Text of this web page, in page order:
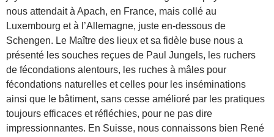
nous attendait à Apach, en France, mais collé au
Luxembourg et à l’Allemagne, juste en-dessous de
Schengen. Le Maître des lieux et sa fidèle buse nous a
présenté les souches reçues de Paul Jungels, les ruchers
de fécondations alentours, les ruches à mâles pour
fécondations naturelles et celles pour les inséminations
ainsi que le bâtiment, sans cesse amélioré par les pratiques
toujours efficaces et réfléchies, pour ne pas dire
impressionnantes. En Suisse, nous connaissons bien René